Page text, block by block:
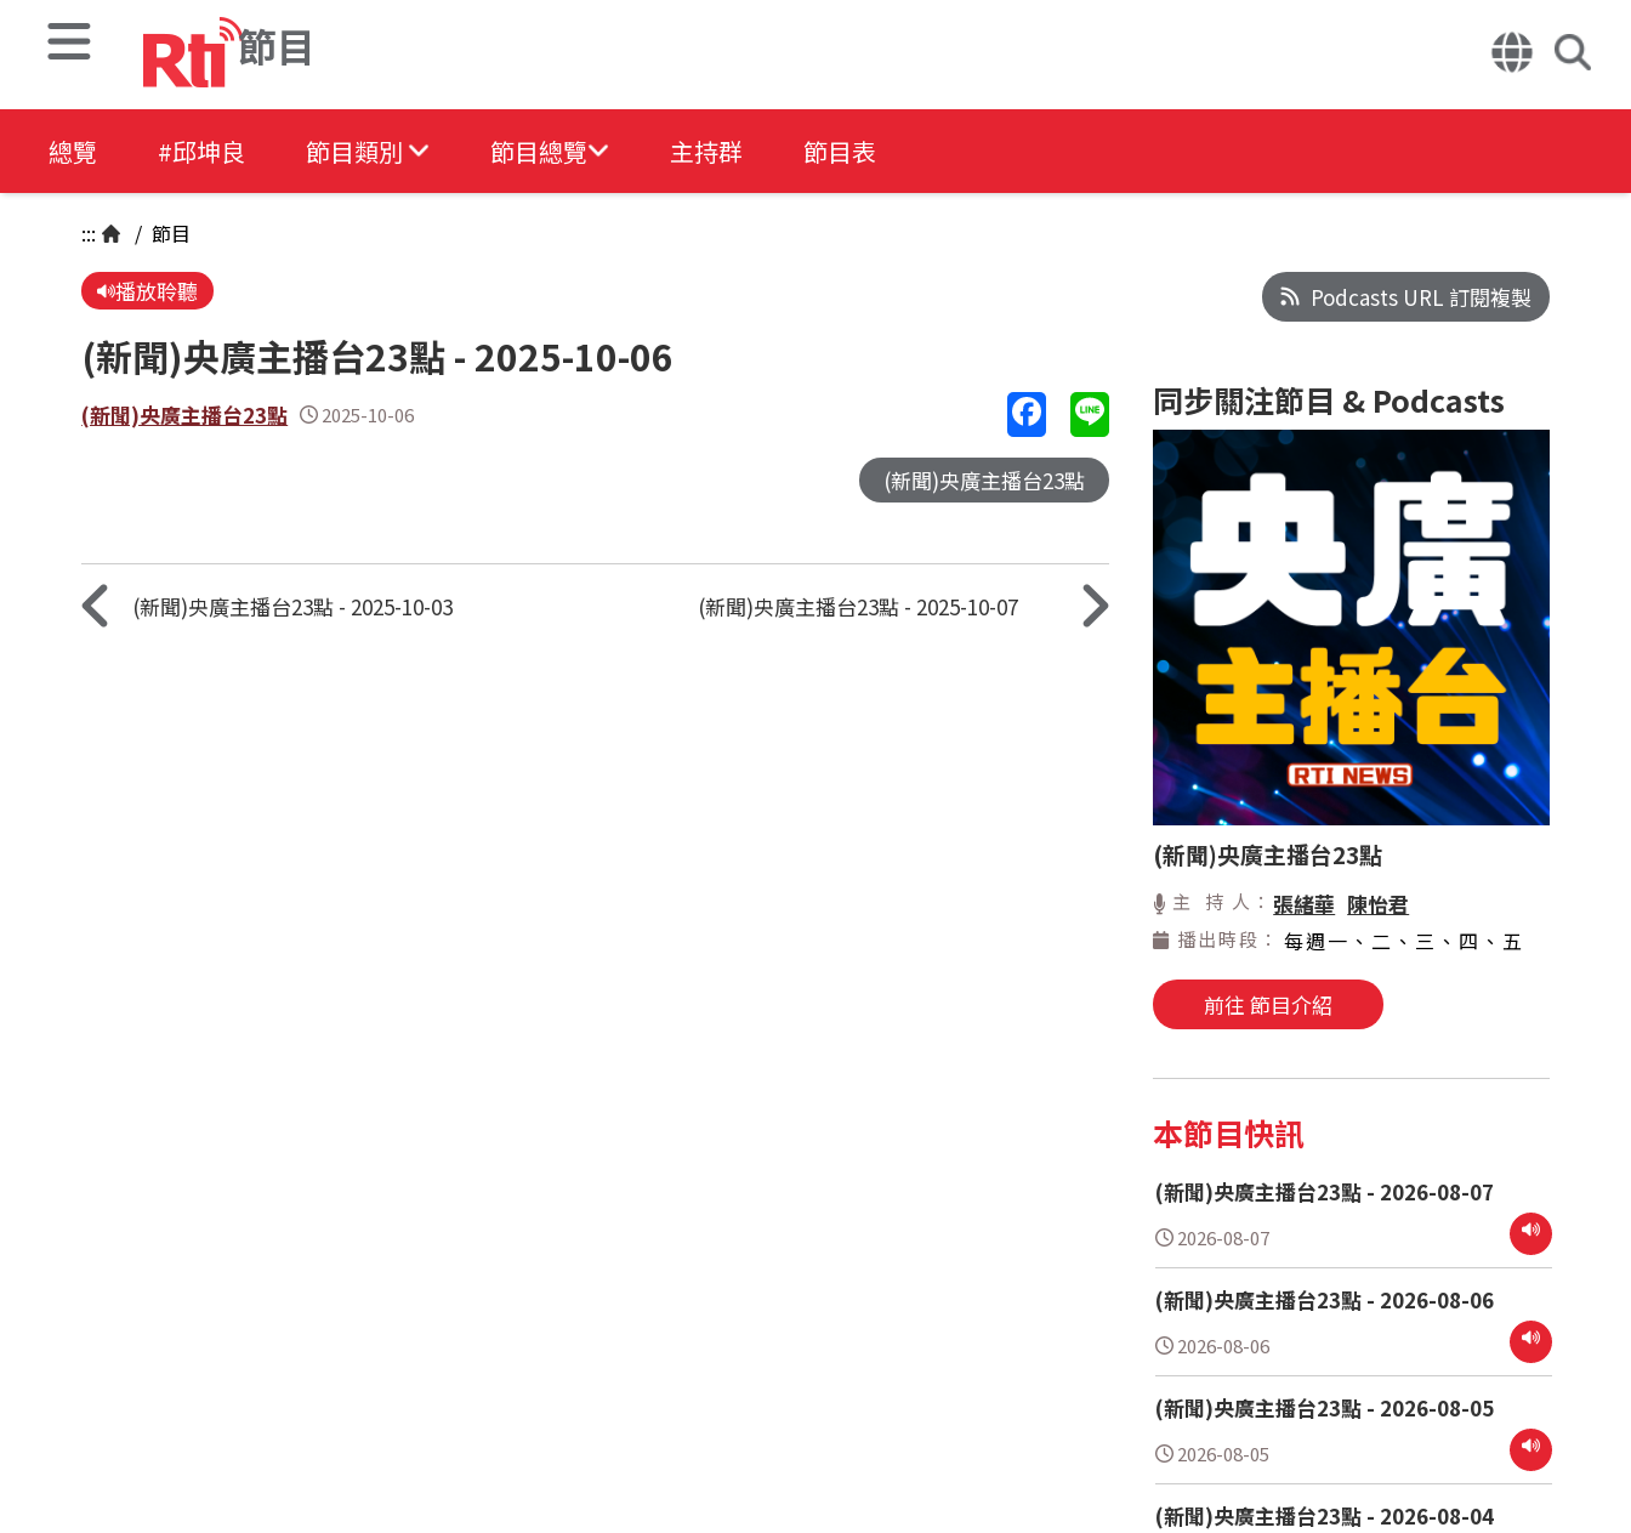
節目
總覽 #邱坤良 節目類別 節目總覽 主持群 節目表
::: / 節目
播放聆聽
(新聞)央廣主播台23點 - 2025-10-06
(新聞)央廣主播台23點 2025-10-06
(新聞)央廣主播台23點
(新聞)央廣主播台23點 - 2025-10-03 (新聞)央廣主播台23點 - 2025-10-07
Podcasts URL 訂閱複製
同步關注節目 & Podcasts
(新聞)央廣主播台23點
主 持 人： 張緒華 陳怡君
播出時段： 每週一、二、三、四、五
前往 節目介紹
本節目快訊
(新聞)央廣主播台23點 - 2026-08-07
2026-08-07
(新聞)央廣主播台23點 - 2026-08-06
2026-08-06
(新聞)央廣主播台23點 - 2026-08-05
2026-08-05
(新聞)央廣主播台23點 - 2026-08-04